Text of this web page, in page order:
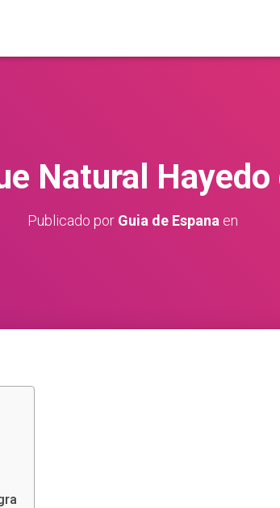
Natural Hayedo
Publicado por Guia de Espana en